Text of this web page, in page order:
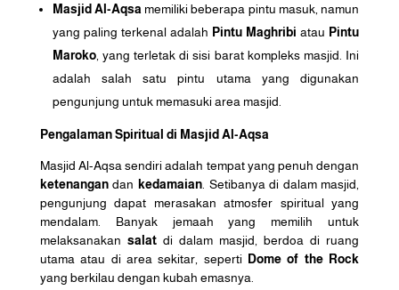
Masjid Al-Aqsa memiliki beberapa pintu masuk, namun
yang paling terkenal adalah Pintu Maghribi atau Pintu
Maroko, yang terletak di sisi barat kompleks masjid. Ini
adalah salah satu pintu utama yang digunakan
pengunjung untuk memasuki area masjid.
Pengalaman Spiritual di Masjid Al-Aqsa
Masjid Al-Aqsa sendiri adalah tempat yang penuh dengan
ketenangandan kedamaian. Setibanya di dalam masjid,
pengunjung dapat merasakan atmosfer spiritual yang
mendalam. Banyak jemaah yang memilih untuk
melaksanakan salatdi dalam masjid, berdoa di ruang
utama atau di area sekitar, seperti
Dome of the Rock
yang berkilau dengan kubah emasnya.